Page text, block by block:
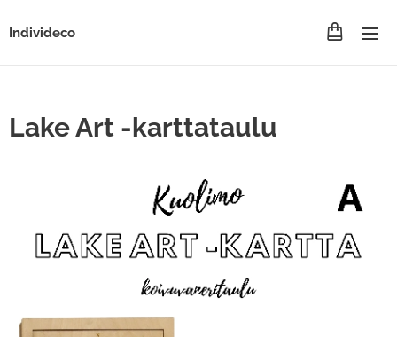
Individeco
Lake Art -karttataulu